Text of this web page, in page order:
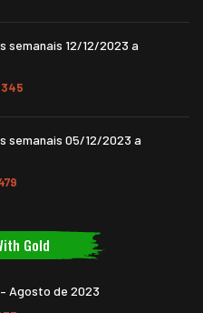
semanais 12/12/2023 a
semanais 05/12/2023 a
Gold
Agosto de 2023